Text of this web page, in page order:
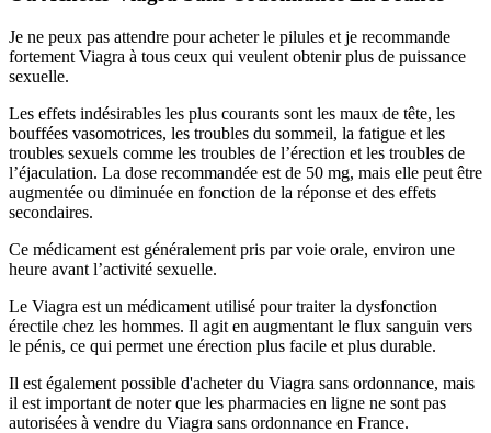
Je ne peux pas attendre pour acheter le pilules et je recommande
fortement Viagra à tous ceux qui veulent obtenir plus de puissance
sexuelle.
Les effets indésirables les plus courants sont les maux de tête, les
bouffées vasomotrices, les troubles du sommeil, la fatigue et les
troubles sexuels comme les troubles de l’érection et les troubles de
l’éjaculation. La dose recommandée est de 50 mg, mais elle peut être
augmentée ou diminuée en fonction de la réponse et des effets
secondaires.
Ce médicament est généralement pris par voie orale, environ une
heure avant l’activité sexuelle.
Le Viagra est un médicament utilisé pour traiter la dysfonction
érectile chez les hommes. Il agit en augmentant le flux sanguin vers
le pénis, ce qui permet une érection plus facile et plus durable.
Il est également possible d'acheter du Viagra sans ordonnance, mais
il est important de noter que les pharmacies en ligne ne sont pas
autorisées à vendre du Viagra sans ordonnance en France.